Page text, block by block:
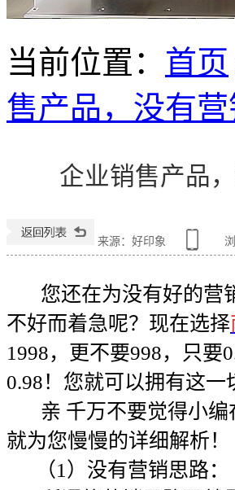
当前位置 ： 首页
售产品，没有
企业销售产品
来源：好印象
您还在为没有好的营
不好而着急呢？现在选择
1998，更不要998，只要
0.98！您就可以拥有这一
亲 千万不要觉得小编
就为您慢慢的详细解析！
（1）没有营销思路：